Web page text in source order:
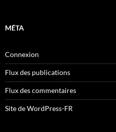
MÉTA
Connexion
Flux des publications
Flux des commentaires
Site de WordPress-FR